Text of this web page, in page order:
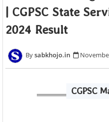
| CGPSC State
2024 Result
sabkhojo.in
CGPSC